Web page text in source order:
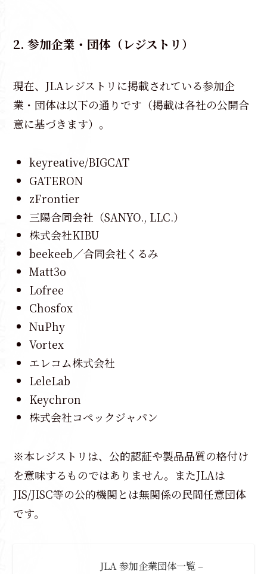
2. 参加企業・団体（レジストリ）
現在、JLAレジストリに掲載されている参加企
業・団体は以下の通りです（掲載は各社の公開合
意に基づきます）。
keyreative/BIGCAT
GATERON
zFrontier
三陽合同会社（SANYO., LLC.）
株式会社KIBU
beekeeb／合同会社くるみ
Matt3o
Lofree
Chosfox
NuPhy
Vortex
エレコム株式会社
LeleLab
Keychron
株式会社コペックジャパン
※本レジストリは、公的認証や製品品質の格付け
を意味するものではありません。またJLAは
JIS/JISC等の公的機関とは無関係の民間任意団体
です。
JLA 参加企業団体一覧 –